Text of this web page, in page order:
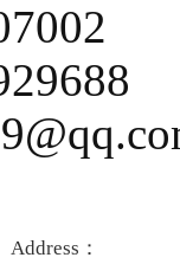
Address：